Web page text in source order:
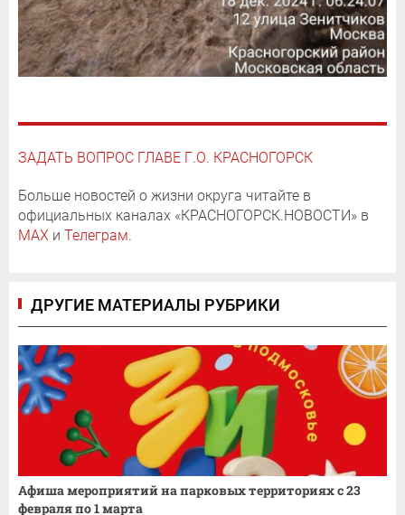
ЗАДАТЬ ВОПРОС ГЛАВЕ Г.О. КРАСНОГОРСК
Больше новостей о жизни округа читайте в
официальных каналах «КРАСНОГОРСК.НОВОСТИ» в
MAX и Телеграм.
ДРУГИЕ МАТЕРИАЛЫ РУБРИКИ
Афиша мероприятий на парковых территориях с 23
февраля по 1 марта